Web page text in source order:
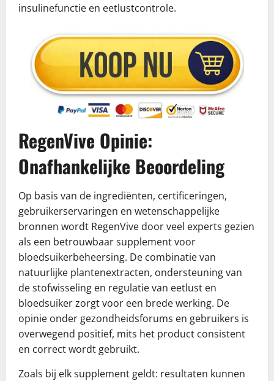
insulinefunctie en eetlustcontrole.
RegenVive Opinie:
Onafhankelijke Beoordeling
Op basis van de ingrediënten, certificeringen,
gebruikerservaringen en wetenschappelijke
bronnen wordt RegenVive door veel experts gezien
als een betrouwbaar supplement voor
bloedsuikerbeheersing. De combinatie van
natuurlijke plantenextracten, ondersteuning van
de stofwisseling en regulatie van eetlust en
bloedsuiker zorgt voor een brede werking. De
opinie onder gezondheidsforums en gebruikers is
overwegend positief, mits het product consistent
en correct wordt gebruikt.
Zoals bij elk supplement geldt: resultaten kunnen